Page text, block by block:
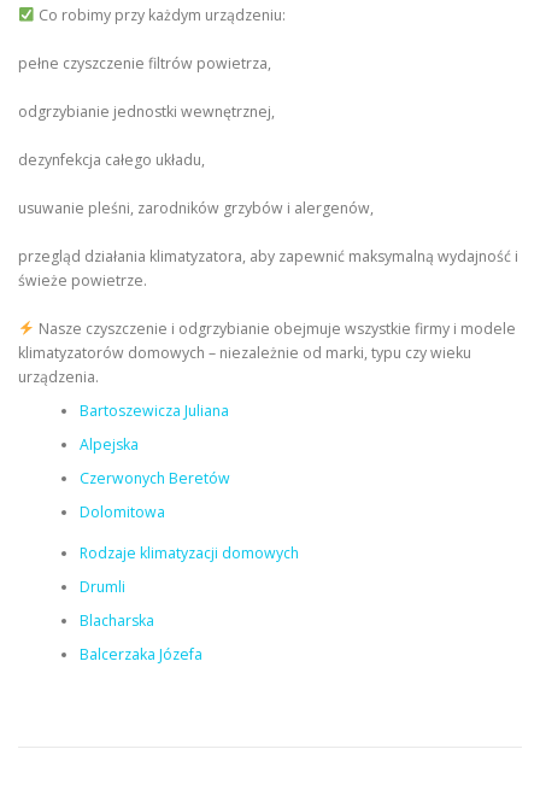
Co robimy przy każdym urządzeniu:
pełne czyszczenie filtrów powietrza,
odgrzybianie jednostki wewnętrznej,
dezynfekcja całego układu,
usuwanie pleśni, zarodników grzybów i alergenów,
przegląd działania klimatyzatora, aby zapewnić maksymalną wydajność i
świeże powietrze.
Nasze czyszczenie i odgrzybianie obejmuje wszystkie firmy i modele
klimatyzatorów domowych – niezależnie od marki, typu czy wieku
urządzenia.
Bartoszewicza Juliana
Alpejska
Czerwonych Beretów
Dolomitowa
Rodzaje klimatyzacji domowych
Drumli
Blacharska
Balcerzaka Józefa